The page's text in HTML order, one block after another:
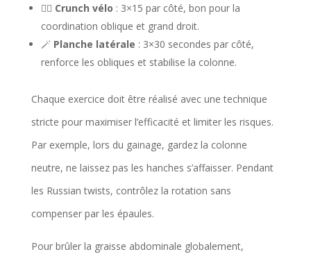
🚴‍♀️ Crunch vélo : 3×15 par côté, bon pour la
coordination oblique et grand droit.
🪄 Planche latérale : 3×30 secondes par côté,
renforce les obliques et stabilise la colonne.
Chaque exercice doit être réalisé avec une technique
stricte pour maximiser l’efficacité et limiter les risques.
Par exemple, lors du gainage, gardez la colonne
neutre, ne laissez pas les hanches s’affaisser. Pendant
les Russian twists, contrôlez la rotation sans
compenser par les épaules.
Pour brûler la graisse abdominale globalement,